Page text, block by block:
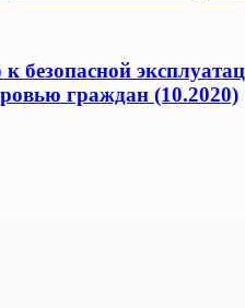
безопасной
граждан (10.2020)